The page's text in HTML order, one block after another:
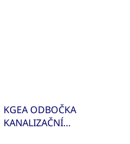
KGEA ODBOČKA
KANALIZAČNÍ